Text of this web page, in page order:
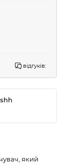
відгуків:
який